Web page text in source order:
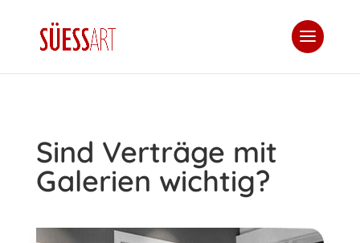
Sind Verträge mit
Galerien wichtig?